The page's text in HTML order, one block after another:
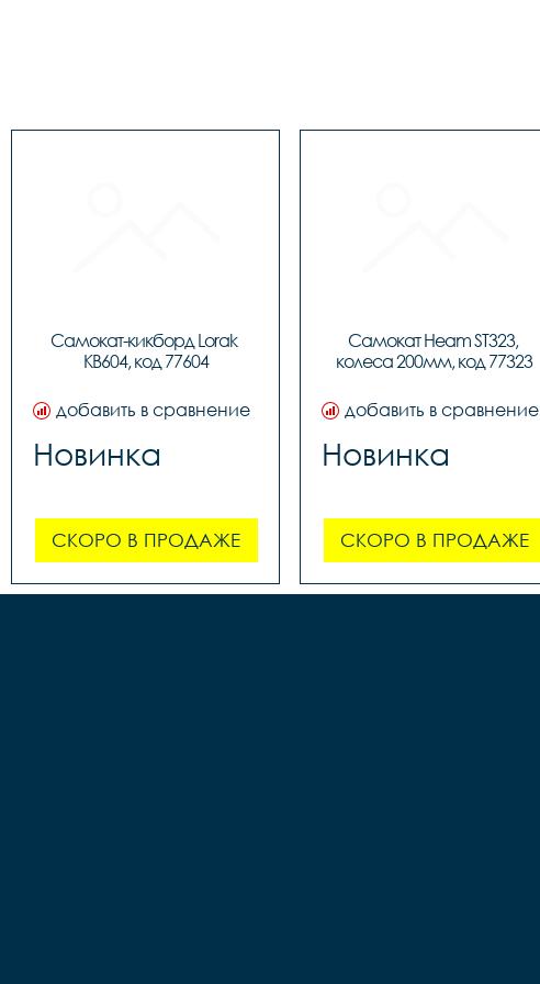
Самокат-кикборд Lorak
KB604, код 77604
добавить в сравнение
Новинка
СКОРО В ПРОДАЖЕ
Самокат Heam ST323,
колеса 200мм, код 77323
добавить в сравнение
Новинка
СКОРО В ПРОДАЖЕ